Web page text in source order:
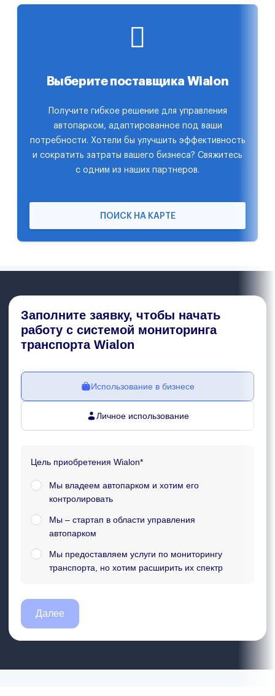
Выберите поставщика Wialon
Получите гибкое решение для управления
автопарком, адаптированное под ваши
потребности. Хотели бы улучшить эффективность
и сократить затраты вашего бизнеса? Свяжитесь
с одним из наших партнеров.
ПОИСК НА КАРТЕ